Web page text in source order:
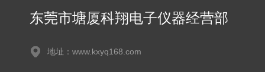
东莞市塘厦科翔电子仪器经营部
地址：www.kxyq168.com